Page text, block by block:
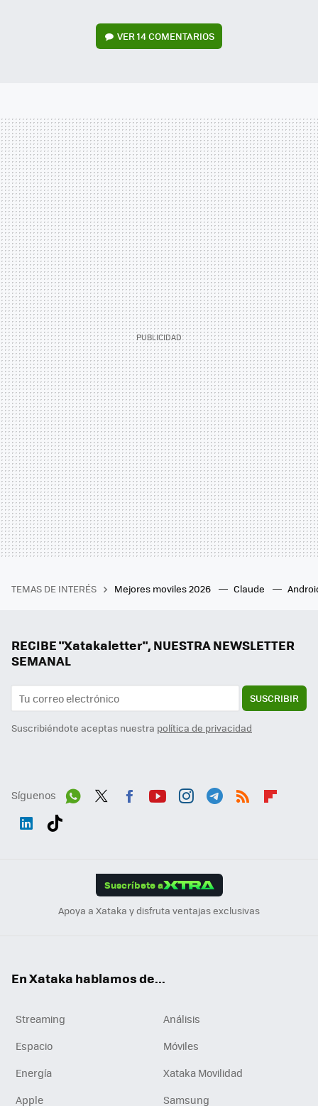
VER14 COMENTARIOS
TEMAS DE INTERÉS Mejores moviles 2026 Claude
RECIBE "Xatakaletter", NUESTRA NEWSLETTER
SEMANAL
SUSCRIBIR
Suscribiéndote aceptas nuestra política de privacidad
Síguenos
Suscríbete a
Apoya a Xataka y disfruta ventajas exclusivas
En Xataka hablamos de...
Streaming
Análisis
Espacio
Móviles
Energía
Xataka Movilidad
Apple
Samsung